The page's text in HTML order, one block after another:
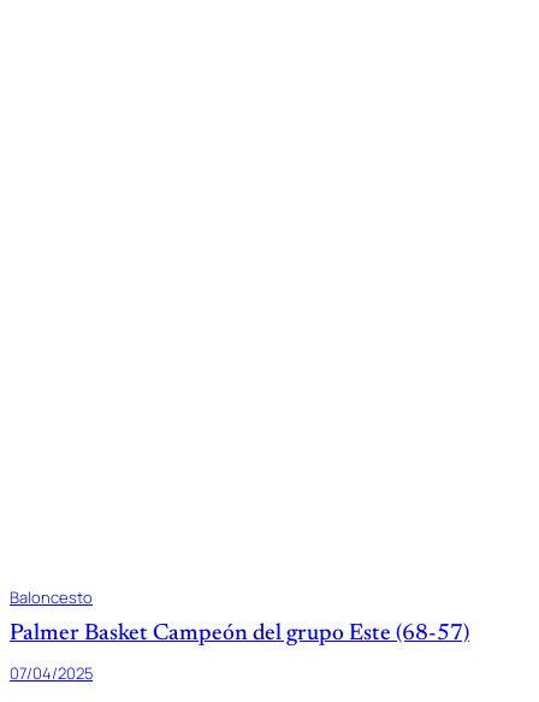
Baloncesto
Palmer Basket Campeón del grupo Este (68-57)
07/04/2025